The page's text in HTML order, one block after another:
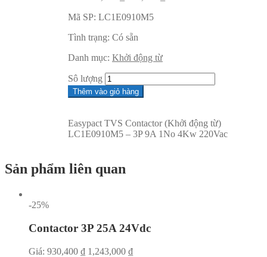
Mã SP: LC1E0910M5
Tình trạng: Có sẵn
Danh mục: Khởi động từ
Sô lượng
Thêm vào giỏ hàng
Easypact TVS Contactor (Khởi động từ)
LC1E0910M5 – 3P 9A 1No 4Kw 220Vac
Sản phẩm liên quan
-25%
Contactor 3P 25A 24Vdc
Giá: 930,400 ₫ 1,243,000 ₫